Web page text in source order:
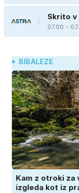
Skrito v
07.00 -
BIBALEZE
Kam z otroki za
izgleda kot iz